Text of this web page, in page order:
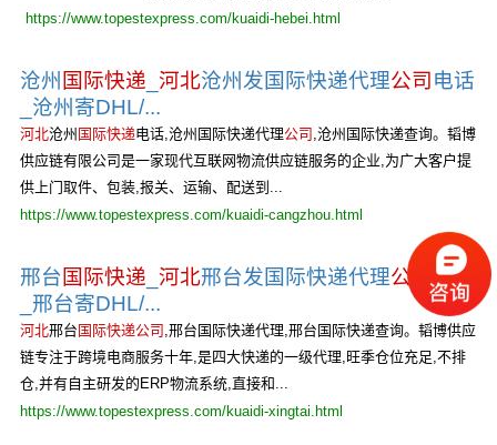
https://www.topestexpress.com/kuaidi-hebei.html
沧州 国际快递 河北沧州发国际快递代理公司 电话
_沧州寄DHL/...
河北沧州 国际快递电话,沧州国际快递代理公司 ,沧州国际快递查询。韬博
供应链有限公司是一家现代互联网物流供应链服务的企业,为广大客户提
供上门取件、包装,报关、运输、配送到...
https://www.topestexpress.com/kuaidi-cangzhou.html
邢台 国际快递 河北邢台发国际快递代理公司
电话
_邢台寄DHL/...
河北邢台 国际快递公司 ,邢台国际快递代理,邢台国际快递查询。韬博供应
链专注于跨境电商服务十年,是四大快递的一级代理,旺季仓位充足,不排
仓,并有自主研发的ERP物流系统,直接和...
https://www.topestexpress.com/kuaidi-xingtai.html